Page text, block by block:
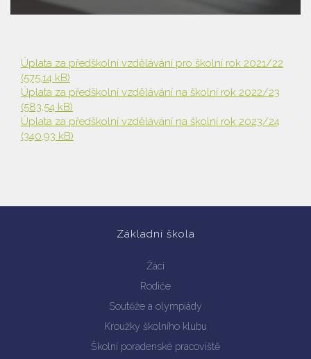
Vyhledávání na webu
Úplata za předškolní vzdělávání pro školní rok 2021/22
(575,14 kB)
Úplata za předškolní vzdělávání na školní rok 2022/23
(583,54 kB)
Úplata za předškolní vzdělávání na školní rok 2023/24
(340,93 kB)
Základní škola
Žáci
Rodiče
Soutěže a olympiády
Kroužky školního klubu
Školní poradenské pracoviště